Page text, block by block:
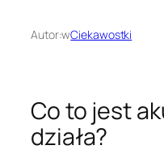
Autor:wCiekawostki
Co to jest
działa?